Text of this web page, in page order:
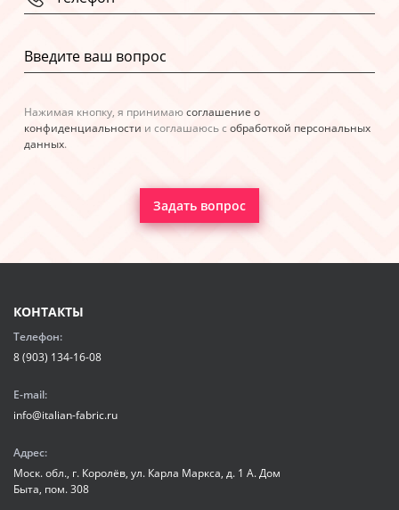
Нажимая кнопку, я принимаюсоглашение о
конфиденциальности и соглашаюсь с обработкой персональных
данных.
Задать вопрос
КОНТАКТЫ
Телефон:
8 (903) 134-16-08
E-mail:
info@italian-fabric.ru
Адрес:
Моск. обл., г. Королёв, ул. Карла Маркса, д. 1 А. Дом
Быта, пом. 308